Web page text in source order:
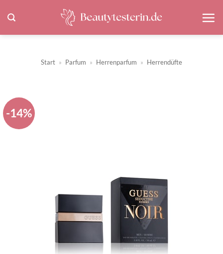
Inhalt
springen
Start » Parfum » Herrenparfum » Herrendüfte
-14%